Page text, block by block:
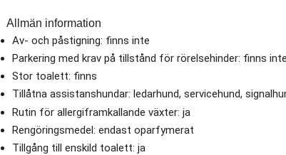
Allmän information
Av- och påstigning: finns inte
Parkering med krav på tillstånd för rörelsehinder: finns inte
Stor toalett: finns
Tillåtna assistanshundar: ledarhund, servicehund,
Rutin för allergiframkallande växter: ja
Rengöringsmedel: endast oparfymerat
Tillgång till enskild toalett: ja